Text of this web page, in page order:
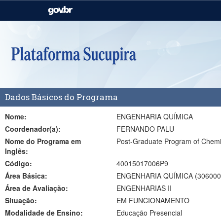
Casa Civil
Pecuária e Abastecimento
Institucional
Dados Básicos do Programa
Nome:
ENGENHARIA QUÍMICA
Coordenador(a):
FERNANDO PALU
Nome do Programa em
Inglês:
Post-Graduate Program of
Código:
40015017006P9
Área Básica:
ENGENHARIA QUÍMICA
Área de Avaliação:
ENGENHARIAS II
Situação:
EM FUNCIONAMENTO
Modalidade de Ensino:
Educação Presencial